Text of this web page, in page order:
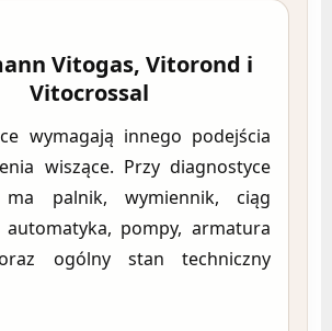
Vitogas, Vitorond i
Vitocrossal
wymagają innego podejścia
wiszące. Przy diagnostyce
ma palnik, wymiennik, ciąg
automatyka, pompy, armatura
ogólny stan techniczny